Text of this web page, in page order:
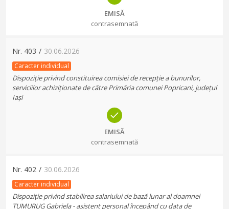
EMISĂ
contrasemnată
Nr. 403 / 30.06.2026
Caracter individual
Dispoziție privind constituirea comisiei de recepție a bunurilor,
serviciilor achiziționate de către Primăria comunei Popricani, județul
Iași
EMISĂ
contrasemnată
Nr. 402 / 30.06.2026
Caracter individual
Dispoziție privind stabilirea salariului de bază lunar al doamnei
TUMURUG Gabriela - asistent personal începând cu data de